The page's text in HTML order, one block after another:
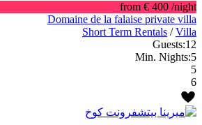
from € 400 /night
Domaine de la falaise private villa
Short Term Rentals /Villa
Guests:12
Min. Nights:5
5
6